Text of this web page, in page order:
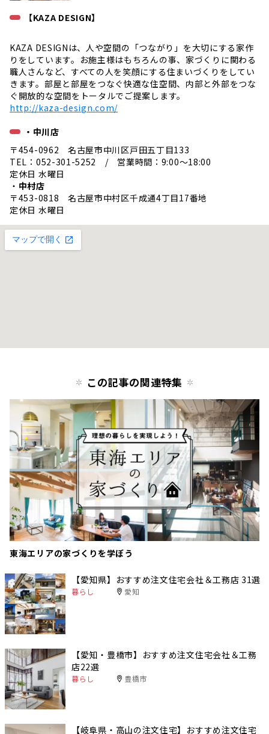
【KAZA DESIGN】
KAZA DESIGNは、人や空間の「つながり」を大切にする家作
りをしています。お施主様はもちろんの事、家づくりに関わる
職人さんなど、すべての人を笑顔にする住まいづくりをしてい
きます。部屋と部屋をつなぐ快適な住空間、内部と外部をつな
ぐ開放的な空間をトータルでご提案します。
http://kaza-design.com/
・中川店
〒454-0962 名古屋市中川区戸田五丁目133
TEL：052-301-5252 / 営業時間：9:00〜18:00
定休日 水曜日
・ 中村店
〒453-0818 名古屋市中村区千成通4丁目17番地
定休日 水曜日
この記事の関連特集
東海エリアの家づくりを学ぼう
【愛知県】おすすめ注文住宅会社＆工務店 31選
暮らし 愛知
【愛知・豊橋市】おすすめ注文住宅会社＆工務
店22選
暮らし 豊橋市
【岐阜県・高山の注文住宅】おすすめ注文住宅